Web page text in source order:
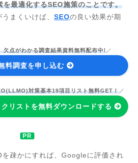
最適化するSEO施策のことです。
まくいけば、 SEOの良い効果が期
欠点がわかる調査結果資料無料配布中!／
料調査を申し込む
対策基本19項目リスト無料GET！ ／
リストを無料ダウンロードする
疎かにすれば、Googleに評価され